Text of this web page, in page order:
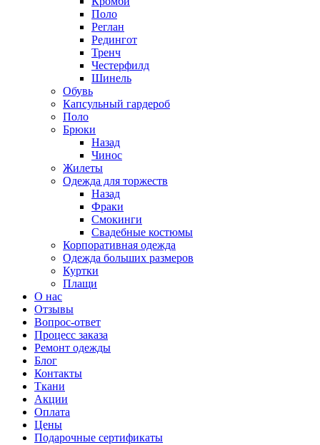
Поло
Реглан
Редингот
Тренч
Честерфилд
Шинель
Обувь
Капсульный гардероб
Поло
Брюки
Назад
Чинос
Жилеты
Одежда для торжеств
Назад
Фраки
Смокинги
Свадебные костюмы
Корпоративная одежда
Одежда больших размеров
Куртки
Плащи
О нас
Отзывы
Вопрос-ответ
Процесс заказа
Ремонт одежды
Блог
Контакты
Ткани
Акции
Оплата
Цены
Подарочные сертификаты